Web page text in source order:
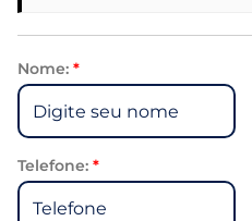
Nome: *
Telefone: *